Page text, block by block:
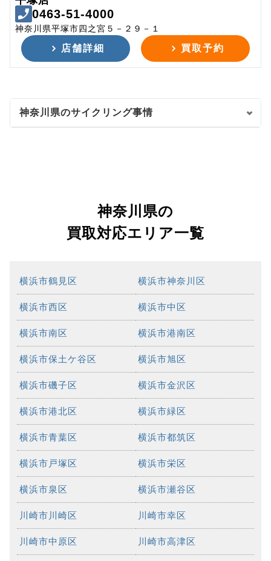
0463-51-4000
神奈川県平塚市四之宮５－２９－１
店舗詳細 買取予約
神奈川県のサイクリング事情
神奈川県の
買取対応エリア一覧
横浜市鶴見区 横浜市神奈川区
横浜市西区 横浜市中区
横浜市南区 横浜市港南区
横浜市保土ケ谷区 横浜市旭区
横浜市磯子区 横浜市金沢区
横浜市港北区 横浜市緑区
横浜市青葉区 横浜市都筑区
横浜市戸塚区 横浜市栄区
横浜市泉区 横浜市瀬谷区
川崎市川崎区 川崎市幸区
川崎市中原区 川崎市高津区